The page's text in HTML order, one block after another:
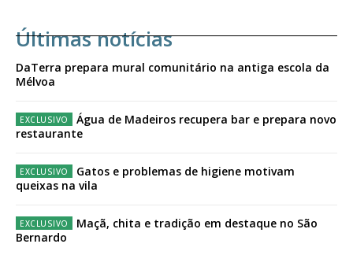
Últimas notícias
DaTerra prepara mural comunitário na antiga escola da
Mélvoa
Água de Madeiros recupera bar e prepara novo
restaurante
Gatos e problemas de higiene motivam
queixas na vila
Maçã, chita e tradição em destaque no São
Bernardo